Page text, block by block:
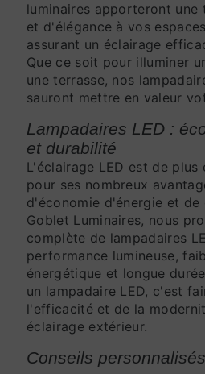
luminaires apporteront une
et d'élégance à vos
assurant un éclairage
Que ce soit pour illuminer
une terrasse, nos
sauront mettre en valeur
Lampadaires LED :
et durabilité
L'éclairage LED est de
pour ses nombreux
d'économie d'énergie et de
Goblet Luminaires, nous
complète de lampadaires
performance lumineuse,
énergétique et longue
un lampadaire LED, c'est
l'efficacité et de la
éclairage extérieur.
Conseils